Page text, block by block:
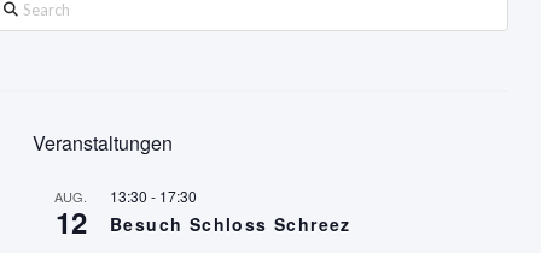
Veranstaltungen
AUG.
12
13:30 - 17:30
Besuch Schloss Schreez